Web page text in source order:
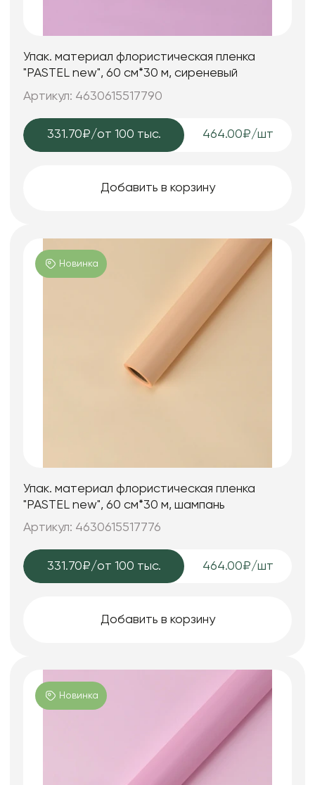
Упак. материал флористическая пленка
"PASTEL new", 60 см*30 м, сиреневый
Артикул: 4630615517790
331.70₽/от 100 тыс. 464.00₽/шт
Добавить в корзину
Новинка
Упак. материал флористическая пленка
"PASTEL new", 60 см*30 м, шампань
Артикул: 4630615517776
331.70₽/от 100 тыс. 464.00₽/шт
Добавить в корзину
Новинка